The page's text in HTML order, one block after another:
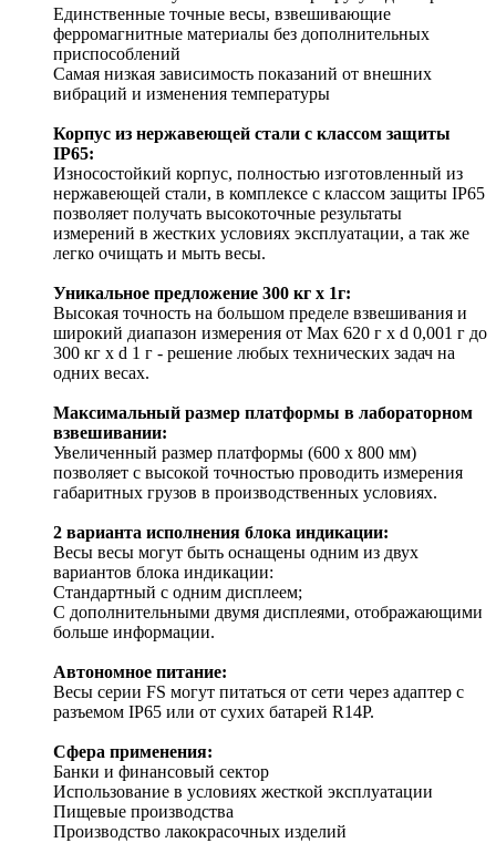
Единственные точные весы, взвешивающие
ферромагнитные материалы без дополнительных
приспособлений
Самая низкая зависимость показаний от внешних
вибраций и изменения температуры
Корпус из нержавеющей стали с классом защиты
IP65:
Износостойкий корпус, полностью изготовленный из
нержавеющей стали, в комплексе с классом защиты IP65
позволяет получать высокоточные результаты
измерений в жестких условиях эксплуатации, а так же
легко очищать и мыть весы.
Уникальное предложение 300 кг х 1г:
Высокая точность на большом пределе взвешивания и
широкий диапазон измерения от Max 620 г х d 0,001 г до
300 кг х d 1 г - решение любых технических задач на
одних весах.
Максимальный размер платформы в лабораторном
взвешивании:
Увеличенный размер платформы (600 х 800 мм)
позволяет с высокой точностью проводить измерения
габаритных грузов в производственных условиях.
2 варианта исполнения блока индикации:
Весы весы могут быть оснащены одним из двух
вариантов блока индикации:
Стандартный с одним дисплеем;
С дополнительными двумя дисплеями, отображающими
больше информации.
Автономное питание:
Весы серии FS могут питаться от сети через адаптер с
разъемом IP65 или от сухих батарей R14P.
Сфера применения:
Банки и финансовый сектор
Использование в условиях жесткой эксплуатации
Пищевые производства
Производство лакокрасочных изделий